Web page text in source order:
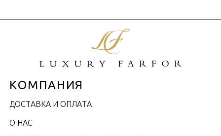
КОМПАНИЯ
ДОСТАВКА И ОПЛАТА
О НАС